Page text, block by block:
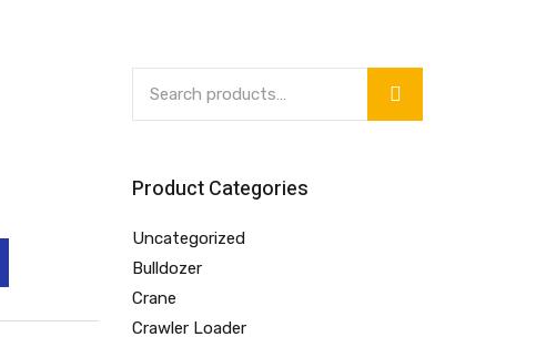
Product Categories
Uncategorized
Bulldozer
Crane
Crawler Loader